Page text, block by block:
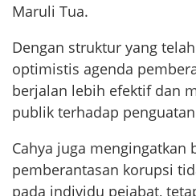
Maruli Tua.
Dengan struktur yang
optimistis agenda
berjalan lebih efektif dan
publik terhadap
Cahya juga mengingatkan
pemberantasan korupsi
pada individu pejabat,